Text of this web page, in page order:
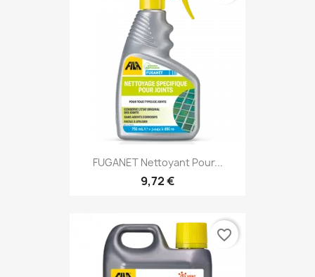
FUGANET Nettoyant Pour...
9,72 €
favorite_border